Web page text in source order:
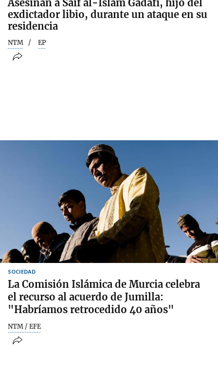
Asesinan a Saif al-Islam Gadafi, hijo del
exdictador libio, durante un ataque en su
residencia
NTM EP
SOCIEDAD
La Comisión Islámica de Murcia celebra
el recurso al acuerdo de Jumilla:
"Habríamos retrocedido 40 años"
NTM / EFE